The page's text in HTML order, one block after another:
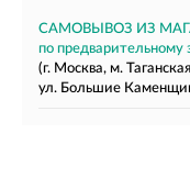
САМОВЫВОЗ ИЗ
по предварительному
(г. Москва, м.
ул. Большие